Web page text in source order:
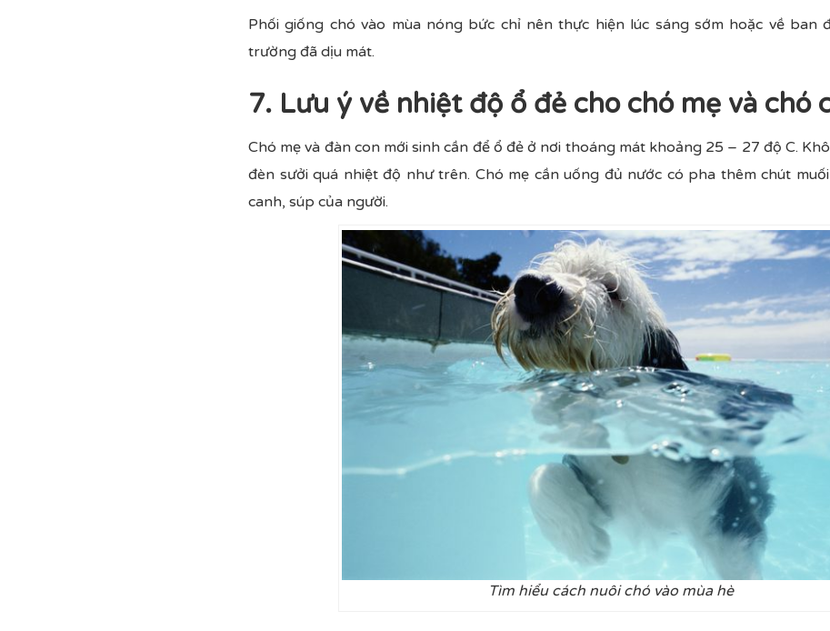
Phối giống chó vào mùa nóng bức chỉ nên thực hiện lúc sáng sớm hoặc về ban
trường đã dịu mát.
7. Lưu ý về nhiệt độ ổ đẻ cho chó mẹ và chó
Chó mẹ và đàn con mới sinh cần để ổ đẻ ở nơi thoáng mát khoảng 25 – 27 độ C.
đèn sưởi quá nhiệt độ như trên. Chó mẹ cần uống đủ nước có pha thêm chút
canh, súp của người.
Tìm hiểu cách nuôi chó vào mùa hè